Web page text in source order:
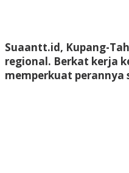
Suaantt.id, Kupang-
regional. Berkat kerja
memperkuat perannya